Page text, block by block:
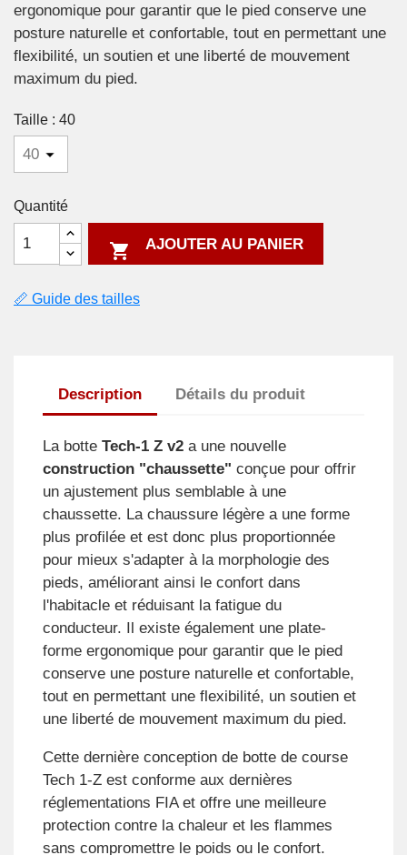
ergonomique pour garantir que le pied conserve une
posture naturelle et confortable, tout en permettant une
flexibilité, un soutien et une liberté de mouvement
maximum du pied.
Taille : 40
Quantité
 AJOUTER AU PANIER
📏 Guide des tailles
Description Détails du produit
La botte Tech-1 Z v2a une nouvelle
construction "chaussette" conçue pour offrir
un ajustement plus semblable à une
chaussette. La chaussure légère a une forme
plus profilée et est donc plus proportionnée
pour mieux s'adapter à la morphologie des
pieds, améliorant ainsi le confort dans
l'habitacle et réduisant la fatigue du
conducteur. Il existe également une plate-
forme ergonomique pour garantir que le pied
conserve une posture naturelle et confortable,
tout en permettant une flexibilité, un soutien et
une liberté de mouvement maximum du pied.
Cette dernière conception de botte de course
Tech 1-Z est conforme aux dernières
réglementations FIA et offre une meilleure
protection contre la chaleur et les flammes
sans compromettre le poids ou le confort.